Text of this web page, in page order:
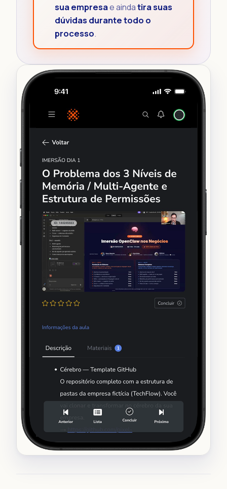
sua empresae aindatira suas
dúvidas durante todo o
processo.